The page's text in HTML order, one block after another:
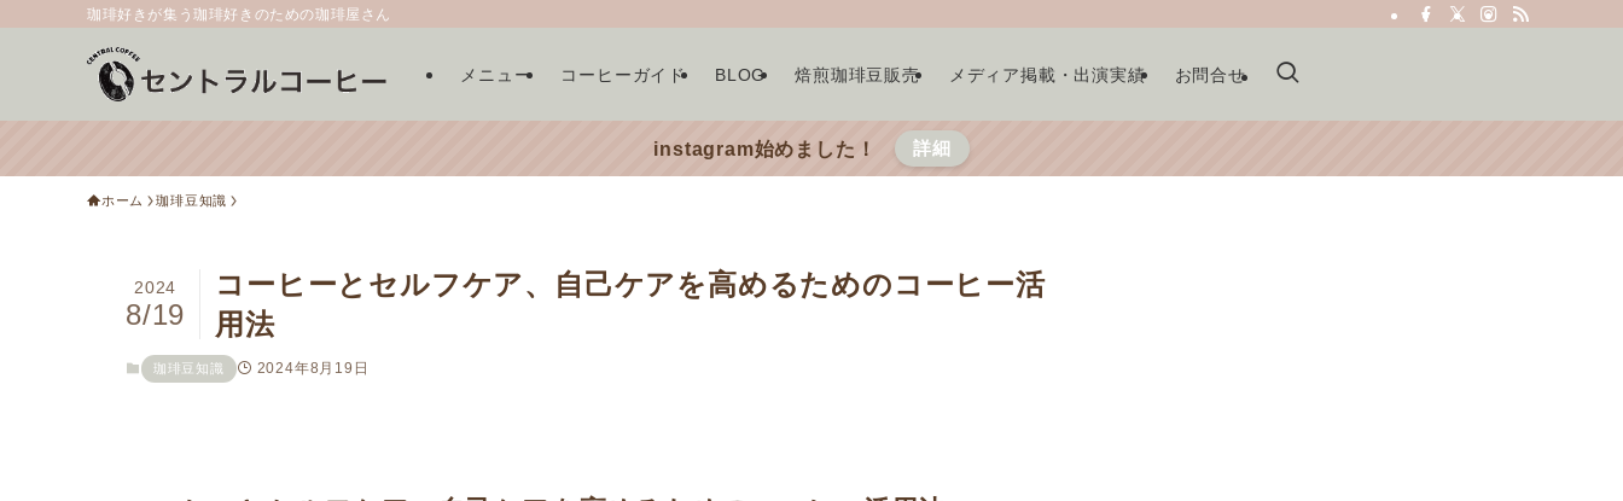
珈琲好きが集う珈琲好きのための珈琲屋さん
メニュー コーヒーガイド BLOG 焙煎珈琲豆販売 メディア掲載・出演実績 お問合せ
instagram始めました！ 詳細
ホーム 珈琲豆知識
コーヒーとセルフケア、自己ケアを高めるためのコーヒー活
用法
2024
8/19
珈琲豆知識 2024年8月19日